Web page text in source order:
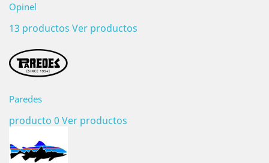
Opinel
13 productos Ver productos
Paredes
producto 0 Ver productos